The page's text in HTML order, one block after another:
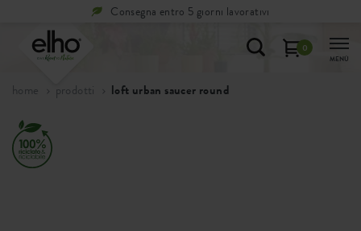
Consegna entro 5 giorni lavorativi
0
MENÙ
home prodotti loft urban saucer round